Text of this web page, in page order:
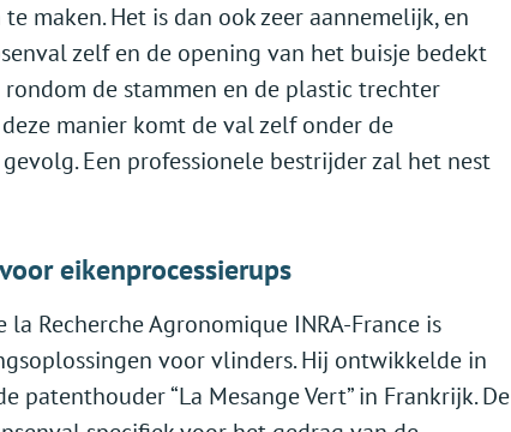
maken. Het is dan ook zeer aannemelijk, en
zelf en de opening van het buisje bedekt
de stammen en de plastic trechter
manier komt de val zelf onder de
Een professionele bestrijder zal het nest
eikenprocessierups
Recherche Agronomique INRA-France is
voor vlinders. Hij ontwikkelde in
patenthouder “La Mesange Vert” in Frankrijk. De